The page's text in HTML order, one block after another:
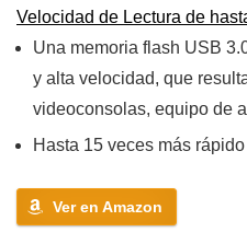
Velocidad de Lectura de
Una memoria flash USB
y alta velocidad, que
videoconsolas, equipo de
Hasta 15 veces más
Ver en Amazon